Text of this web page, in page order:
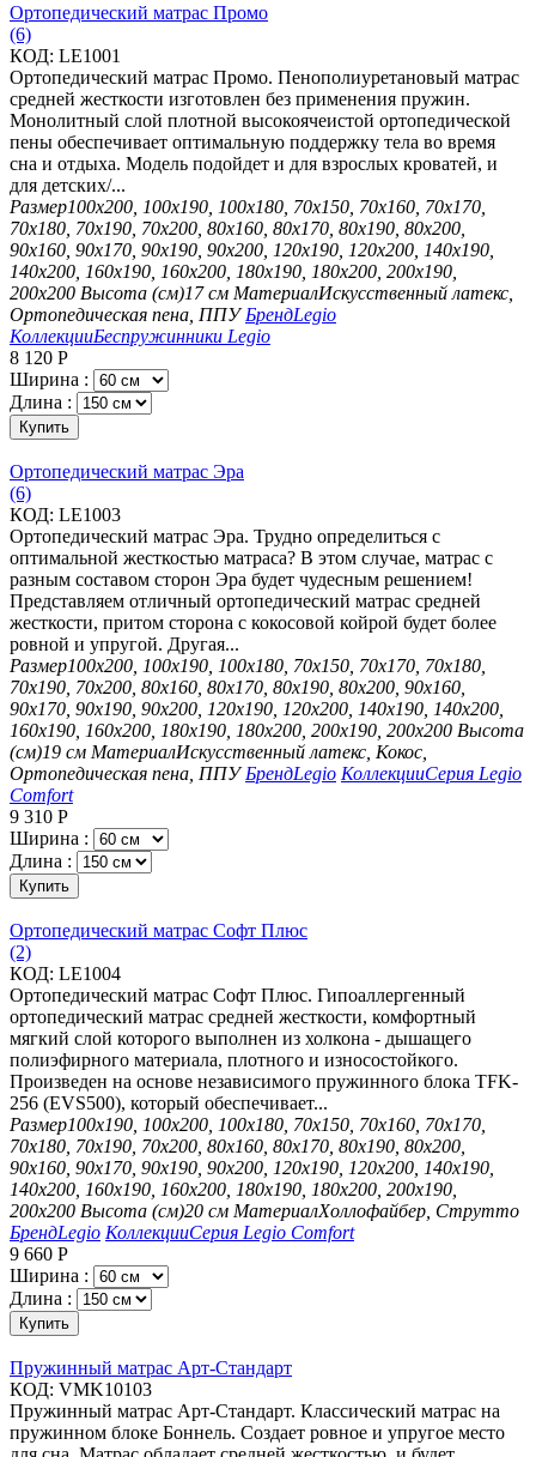
Ортопедический матрас Промо
(6)
КОД: LE1001
Ортопедический матрас Промо. Пенополиуретановый матрас
средней жесткости изготовлен без применения пружин.
Монолитный слой плотной высокоячеистой ортопедической
пены обеспечивает оптимальную поддержку тела во время
сна и отдыха. Модель подойдет и для взрослых кроватей, и
для детских/...
Размер100х200, 100х190, 100х180, 70х150, 70х160, 70х170,
70х180, 70х190, 70х200, 80х160, 80х170, 80х190, 80х200,
90х160, 90х170, 90х190, 90х200, 120х190, 120х200, 140х190,
140х200, 160х190, 160х200, 180х190, 180х200, 200х190,
200х200 Высота (см)17 см МатериалИскусственный латекс,
Ортопедическая пена, ППУ БрендLegio
КоллекцииБеспружинники Legio
8 120 Р
Ширина :
Длина :
Купить
Ортопедический матрас Эра
(6)
КОД: LE1003
Ортопедический матрас Эра. Трудно определиться с
оптимальной жесткостью матраса? В этом случае, матрас с
разным составом сторон Эра будет чудесным решением!
Представляем отличный ортопедический матрас средней
жесткости, притом сторона с кокосовой койрой будет более
ровной и упругой. Другая...
Размер100х200, 100х190, 100х180, 70х150, 70х170, 70х180,
70х190, 70х200, 80х160, 80х170, 80х190, 80х200, 90х160,
90х170, 90х190, 90х200, 120х190, 120х200, 140х190, 140х200,
160х190, 160х200, 180х190, 180х200, 200х190, 200х200 Высота
(см)19 см МатериалИскусственный латекс, Кокос,
Ортопедическая пена, ППУ БрендLegio КоллекцииСерия Legio
Comfort
9 310 Р
Ширина :
Длина :
Купить
Ортопедический матрас Софт Плюс
(2)
КОД: LE1004
Ортопедический матрас Софт Плюс. Гипоаллергенный
ортопедический матрас средней жесткости, комфортный
мягкий слой которого выполнен из холкона - дышащего
полиэфирного материала, плотного и износостойкого.
Произведен на основе независимого пружинного блока TFK-
256 (EVS500), который обеспечивает...
Размер100х190, 100х200, 100х180, 70х150, 70х160, 70х170,
70х180, 70х190, 70х200, 80х160, 80х170, 80х190, 80х200,
90х160, 90х170, 90х190, 90х200, 120х190, 120х200, 140х190,
140х200, 160х190, 160х200, 180х190, 180х200, 200х190,
200х200 Высота (см)20 см МатериалХоллофайбер, Струтто
БрендLegio КоллекцииСерия Legio Comfort
9 660 Р
Ширина :
Длина :
Купить
Пружинный матрас Арт-Стандарт
КОД: VMK10103
Пружинный матрас Арт-Стандарт. Классический матрас на
пружинном блоке Боннель. Создает ровное и упругое место